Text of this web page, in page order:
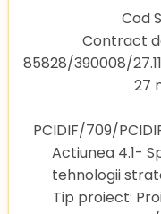
Cod
Contract
85828/390008/
27
PCIDIF/709/
Actiunea 4.1-
tehnologii
Tip proiect: